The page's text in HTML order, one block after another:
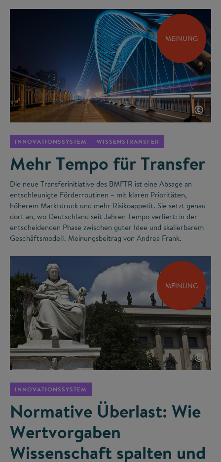
MEINUNG
©
INNOVATIONSSYSTEM WISSENSTRANSFER
Mehr Tempo für Transfer
Die neue Transferinitiative des BMFTR ist eine Absage an
entschleunigte Förderroutinen – mit klaren Prioritäten,
höherem Marktdruck und mehr Risikoappetit. Sie setzt genau
dort an, wo Deutschland seit Jahren Tempo verliert: in der
entscheidenden Phase zwischen guter Idee und skalierbarem
Geschäftsmodell. Meinungsbeitrag von Andrea Frank.
MEINUNG
©
INNOVATIONSSYSTEM
Normative Überlast: Wie
Wertvorgaben
Wissenschaft spalten und